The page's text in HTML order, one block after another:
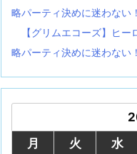
略パーティ決めに迷わない！
【グリムエコーズ】ヒ
略パーティ決めに迷わない！
月
火 水